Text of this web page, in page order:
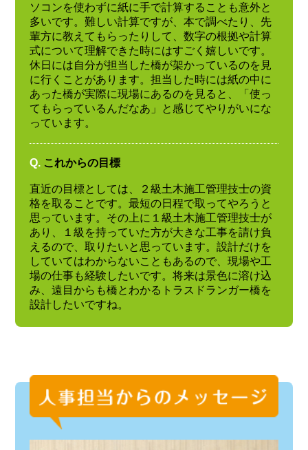
ソコンを使わずに紙に手で計算することも意外と
多いです。難しい計算ですが、本で調べたり、先
輩方に教えてもらったりして、数字の根拠や計算
式について理解できた時にはすごく嬉しいです。
休日には自分が担当した橋が架かっているのを見
に行くことがあります。担当した時には紙の中に
あった橋が実際に現場にあるのを見ると、「使っ
てもらっているんだなあ」と感じてやりがいにな
っています。
Q. これからの目標
直近の目標としては、２級土木施工管理技士の資
格を取ることです。最短の日程で取ってやろうと
思っています。その上に１級土木施工管理技士が
あり、１級を持っていた方が大きな工事を請け負
えるので、取りたいと思っています。設計だけを
していてはわからないこともあるので、現場や工
場の仕事も経験したいです。将来は景色に溶け込
み、遠目からも橋とわかるトラスドランガー橋を
設計したいですね。